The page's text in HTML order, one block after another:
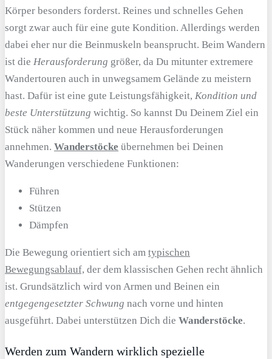
Körper besonders forderst. Reines und schnelles Gehen
sorgt zwar auch für eine gute Kondition. Allerdings werden
dabei eher nur die Beinmuskeln beansprucht. Beim Wandern
ist die Herausforderung größer, da Du mitunter extremere
Wandertouren auch in unwegsamem Gelände zu meistern
hast. Dafür ist eine gute Leistungsfähigkeit, Kondition und
beste Unterstützung wichtig. So kannst Du Deinem Ziel ein
Stück näher kommen und neue Herausforderungen
annehmen. Wanderstöcke übernehmen bei Deinen
Wanderungen verschiedene Funktionen:
Führen
Stützen
Dämpfen
Die Bewegung orientiert sich am typischen
Bewegungsablauf, der dem klassischen Gehen recht ähnlich
ist. Grundsätzlich wird von Armen und Beinen ein
entgegengesetzter Schwung nach vorne und hinten
ausgeführt. Dabei unterstützen Dich die Wanderstöcke.
Werden zum Wandern wirklich spezielle